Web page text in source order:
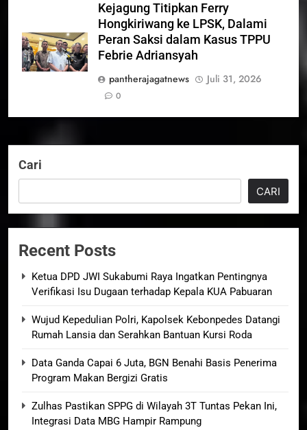
Kejagung Titipkan Ferry
Hongkiriwang ke LPSK, Dalami
Peran Saksi dalam Kasus TPPU
Febrie Adriansyah
pantherajagatnews
Juli 31, 2026
0
Cari
CARI
Recent Posts
Ketua DPD JWI Sukabumi Raya Ingatkan Pentingnya
Verifikasi Isu Dugaan terhadap Kepala KUA Pabuaran
Wujud Kepedulian Polri, Kapolsek Kebonpedes Datangi
Rumah Lansia dan Serahkan Bantuan Kursi Roda
Data Ganda Capai 6 Juta, BGN Benahi Basis Penerima
Program Makan Bergizi Gratis
Zulhas Pastikan SPPG di Wilayah 3T Tuntas Pekan Ini,
Integrasi Data MBG Hampir Rampung